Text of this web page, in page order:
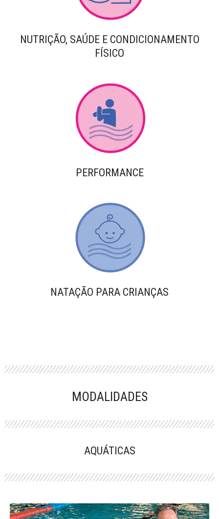
NUTRIÇÃO, SAÚDE E CONDICIONAMENTO
FÍSICO
PERFORMANCE
NATAÇÃO PARA CRIANÇAS
MODALIDADES
AQUÁTICAS